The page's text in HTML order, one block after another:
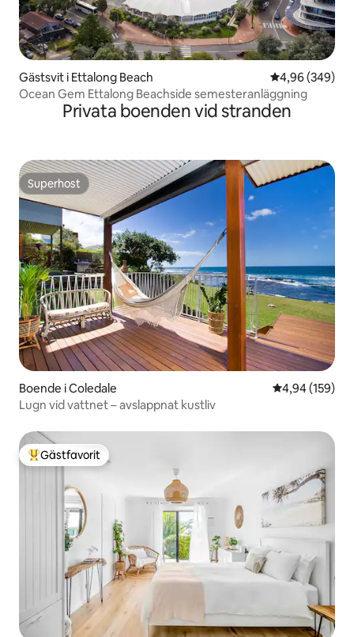
Gästsvit i Ettalong Beach 4,96 av 5 i
4,96 (349)
Ocean Gem Ettalong Beachside semesteranläggning
Privata boenden vid stranden
Superhost
Superhost
Boende i Coledale 4,94 av 5 i
4,94 (159)
Lugn vid vattnet – avslappnat kustliv
Populär gästfavorit
Gästfavorit